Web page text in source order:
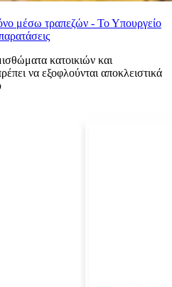
μέσω τραπεζών - Το Υπουργείο
κατοικιών και
να εξοφλούνται αποκλειστικά